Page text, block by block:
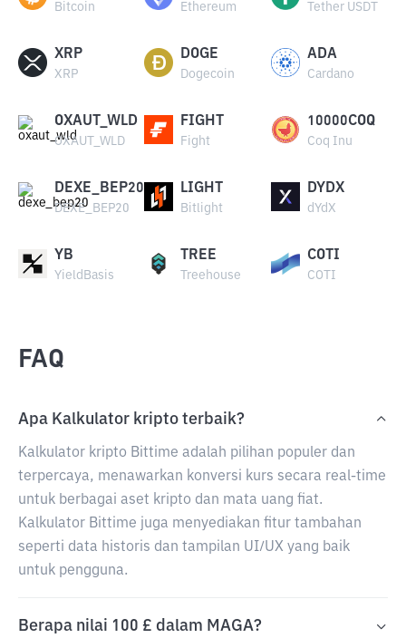
Bitcoin Ethereum Tether USDT
XRP
XRP
DOGE
Dogecoin
ADA
Cardano
OXAUT_WLD
OXAUT_WLD
FIGHT
Fight
10000COQ
Coq Inu
DEXE_BEP20
DEXE_BEP20
LIGHT
Bitlight
DYDX
dYdX
YB
YieldBasis
TREE
Treehouse
COTI
COTI
FAQ
Apa Kalkulator kripto terbaik?
Kalkulator kripto Bittime adalah pilihan populer dan
terpercaya, menawarkan konversi kurs secara real-time
untuk berbagai aset kripto dan mata uang fiat.
Kalkulator Bittime juga menyediakan fitur tambahan
seperti data historis dan tampilan UI/UX yang baik
untuk pengguna.
Berapa nilai 100 £ dalam MAGA?